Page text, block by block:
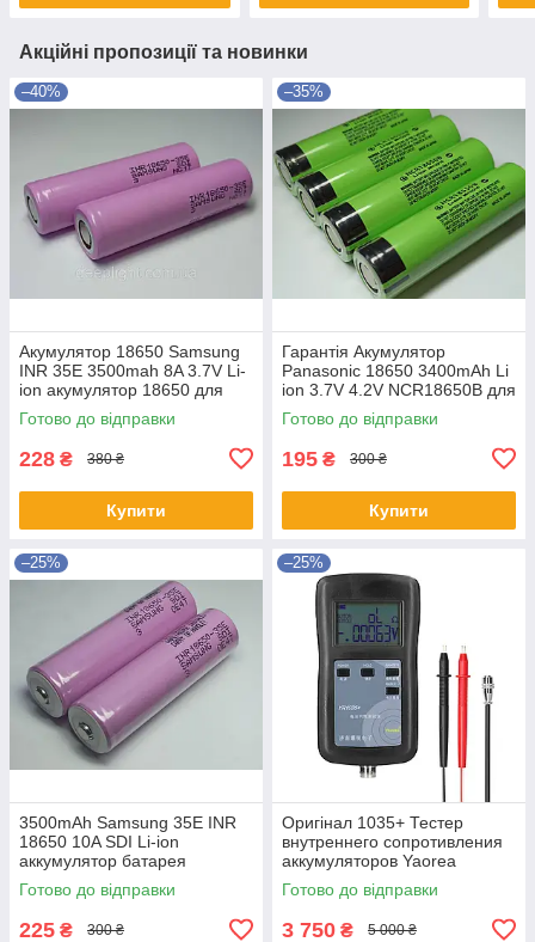
Акційні пропозиції та новинки
–40%
Акумулятор 18650 Samsung
INR 35E 3500mah 8A 3.7V Li-
ion акумулятор 18650 для
ліхтарів повербанків збірок
Готово до відправки
228 ₴ 380 ₴
Купити
–35%
Гарантія Акумулятор
Panasonic 18650 3400mAh Li
ion 3.7V 4.2V NCR18650B для
повербанків ліхтарів
Готово до відправки
195 ₴ 300 ₴
Купити
–25%
3500mAh Samsung 35E INR
18650 10A SDI Li-ion
аккумулятор батарея
виступаючий плюс
Готово до відправки
225 ₴ 300 ₴
–25%
Оригінал 1035+ Тестер
внутреннего сопротивления
аккумуляторов Yaorea
YR1030+
Готово до відправки
3 750 ₴ 5 000 ₴